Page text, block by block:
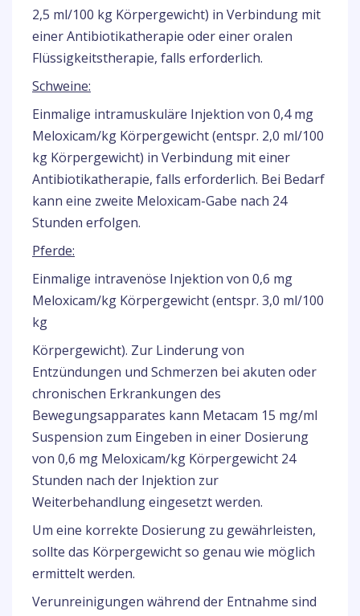
2,5 ml/100 kg Körpergewicht) in Verbindung mit
einer Antibiotikatherapie oder einer oralen
Flüssigkeitstherapie, falls erforderlich.
Schweine:
Einmalige intramuskuläre Injektion von 0,4 mg
Meloxicam/kg Körpergewicht (entspr. 2,0 ml/100
kg Körpergewicht) in Verbindung mit einer
Antibiotikatherapie, falls erforderlich. Bei Bedarf
kann eine zweite Meloxicam-Gabe nach 24
Stunden erfolgen.
Pferde:
Einmalige intravenöse Injektion von 0,6 mg
Meloxicam/kg Körpergewicht (entspr. 3,0 ml/100
kg
Körpergewicht). Zur Linderung von
Entzündungen und Schmerzen bei akuten oder
chronischen Erkrankungen des
Bewegungsapparates kann Metacam 15 mg/ml
Suspension zum Eingeben in einer Dosierung
von 0,6 mg Meloxicam/kg Körpergewicht 24
Stunden nach der Injektion zur
Weiterbehandlung eingesetzt werden.
Um eine korrekte Dosierung zu gewährleisten,
sollte das Körpergewicht so genau wie möglich
ermittelt werden.
Verunreinigungen während der Entnahme sind